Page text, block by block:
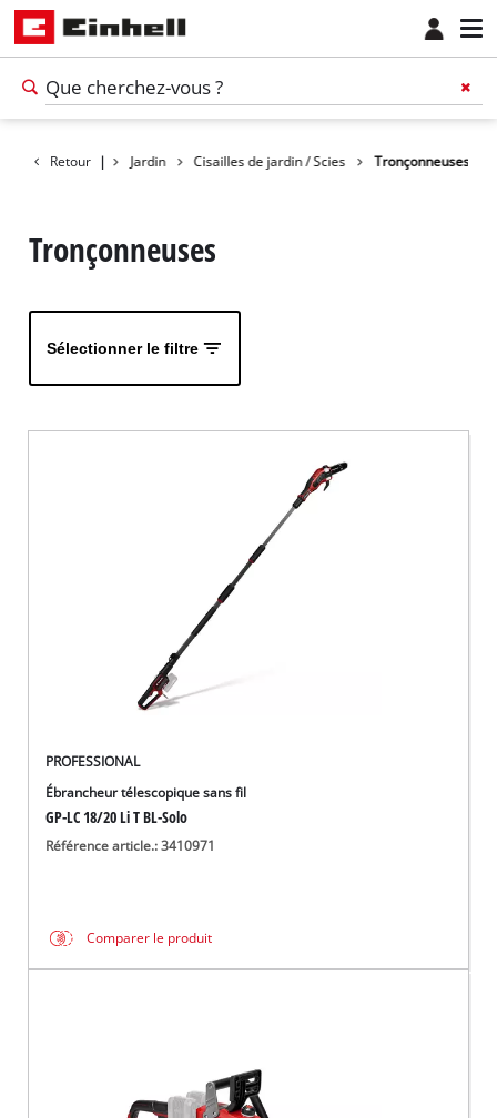
Retour |
Produits Jardin Cisailles de jardin / Scies Tronçonneuses
Tronçonneuses
Sélectionner le filtre
PROFESSIONAL
Ébrancheur télescopique sans fil
GP-LC 18/20 Li T BL-Solo
Référence article.: 3410971
Comparer le produit